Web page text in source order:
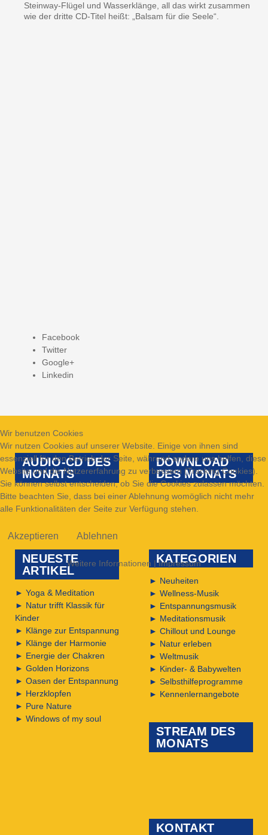
Steinway-Flügel und Wasserklänge, all das wirkt zusammen
wie der dritte CD-Titel heißt: „Balsam für die Seele“.
Facebook
Twitter
Google+
Linkedin
AUDIO-CD DES
MONATS
NEUESTE
ARTIKEL
► Yoga & Meditation
► Natur trifft Klassik für
Kinder
► Klänge zur Entspannung
► Klänge der Harmonie
► Energie der Chakren
► Golden Horizons
► Oasen der Entspannung
► Herzklopfen
► Pure Nature
► Windows of my soul
DOWNLOAD
DES MONATS
KATEGORIEN
► Neuheiten
► Wellness-Musik
► Entspannungsmusik
► Meditationsmusik
► Chillout und Lounge
► Natur erleben
► Weltmusik
► Kinder- & Babywelten
► Selbsthilfeprogramme
► Kennenlernangebote
STREAM DES
MONATS
KONTAKT
Wir benutzen Cookies
Wir nutzen Cookies auf unserer Website. Einige von ihnen sind
essenziell für den Betrieb der Seite, während andere uns helfen, diese
Website und die Nutzererfahrung zu verbessern (Tracking Cookies).
Sie können selbst entscheiden, ob Sie die Cookies zulassen möchten.
Bitte beachten Sie, dass bei einer Ablehnung womöglich nicht mehr
alle Funktionalitäten der Seite zur Verfügung stehen.
Akzeptieren Ablehnen
Weitere Informationen |Impressum